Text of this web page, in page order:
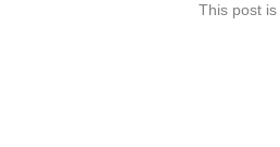
This post